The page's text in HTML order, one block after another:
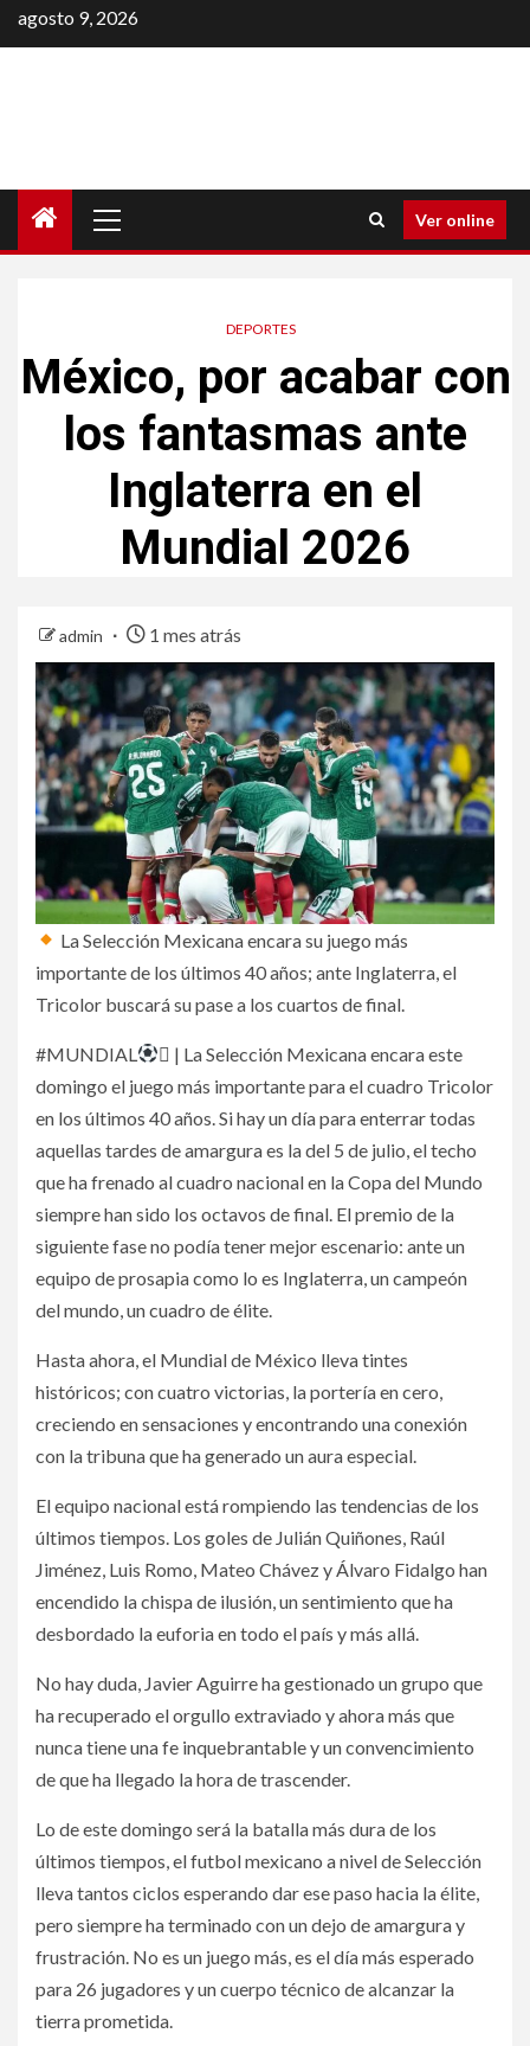
Saltar
al
agosto 9, 2026
principal
Ver online
DEPORTES
México, por acabar con
los fantasmas ante
Inglaterra en el
Mundial 2026
admin 1 mes atrás
La Selección Mexicana encara su juego más
importante de los últimos 40 años; ante Inglaterra, el
Tricolor buscará su pase a los cuartos de final.
#MUNDIAL
 | La Selección Mexicana encara este
domingo el juego más importante para el cuadro Tricolor
en los últimos 40 años. Si hay un día para enterrar todas
aquellas tardes de amargura es la del 5 de julio, el techo
que ha frenado al cuadro nacional en la Copa del Mundo
siempre han sido los octavos de final. El premio de la
siguiente fase no podía tener mejor escenario: ante un
equipo de prosapia como lo es Inglaterra, un campeón
del mundo, un cuadro de élite.
Hasta ahora, el Mundial de México lleva tintes
históricos; con cuatro victorias, la portería en cero,
creciendo en sensaciones y encontrando una conexión
con la tribuna que ha generado un aura especial.
El equipo nacional está rompiendo las tendencias de los
últimos tiempos. Los goles de Julián Quiñones, Raúl
Jiménez, Luis Romo, Mateo Chávez y Álvaro Fidalgo han
encendido la chispa de ilusión, un sentimiento que ha
desbordado la euforia en todo el país y más allá.
No hay duda, Javier Aguirre ha gestionado un grupo que
ha recuperado el orgullo extraviado y ahora más que
nunca tiene una fe inquebrantable y un convencimiento
de que ha llegado la hora de trascender.
Lo de este domingo será la batalla más dura de los
últimos tiempos, el futbol mexicano a nivel de Selección
lleva tantos ciclos esperando dar ese paso hacia la élite,
pero siempre ha terminado con un dejo de amargura y
frustración. No es un juego más, es el día más esperado
para 26 jugadores y un cuerpo técnico de alcanzar la
tierra prometida.